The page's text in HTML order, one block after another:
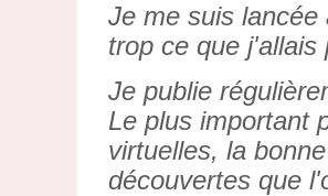
Je me suis
trop ce que
Je publie
Le plus important
virtuelles, la
découvertes que